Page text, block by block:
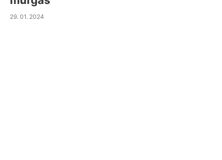
29. 01. 2024